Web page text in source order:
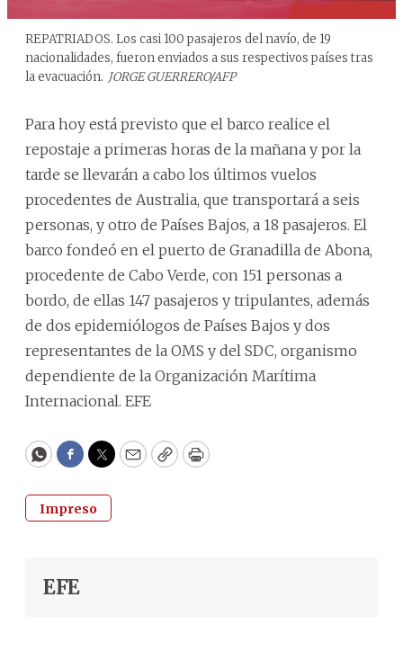
REPATRIADOS. Los casi 100 pasajeros del navío, de 19
nacionalidades, fueron enviados a sus respectivos países tras
la evacuación. JORGE GUERRERO/AFP
Para hoy está previsto que el barco realice el
repostaje a primeras horas de la mañana y por la
tarde se llevarán a cabo los últimos vuelos
procedentes de Australia, que transportará a seis
personas, y otro de Países Bajos, a 18 pasajeros. El
barco fondeó en el puerto de Granadilla de Abona,
procedente de Cabo Verde, con 151 personas a
bordo, de ellas 147 pasajeros y tripulantes, además
de dos epidemiólogos de Países Bajos y dos
representantes de la OMS y del SDC, organismo
dependiente de la Organización Marítima
Internacional. EFE
WhatsApp
Facebook
Twitter
EmailCopyPrint
Impreso
EFE